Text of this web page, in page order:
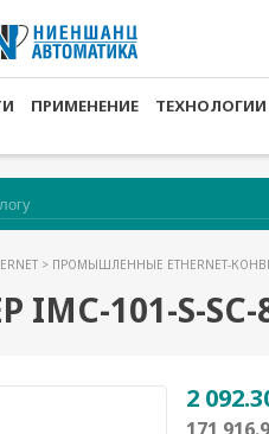
ПРИМЕНЕНИЕ ТЕХНОЛОГИИ
> ПРОМЫШЛЕННЫЕ ETHERNET-
101-S-SC-
2